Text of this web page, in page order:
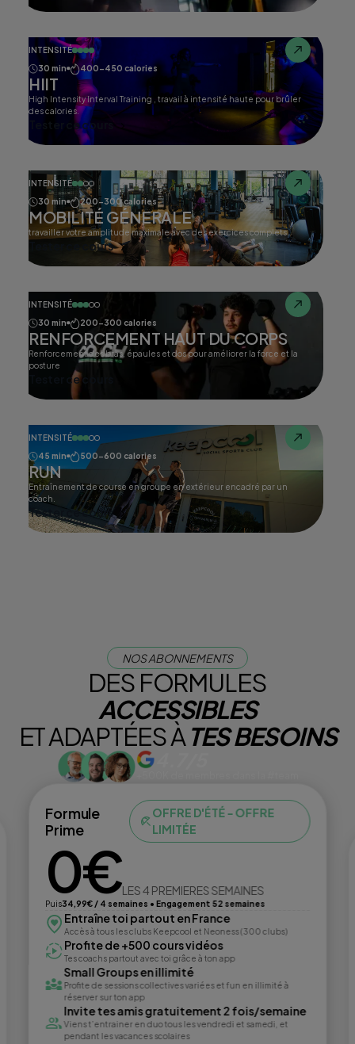
INTENSITÉ
30 min
400-450 calories
HIIT
High Intensity Interval Training , travail à intensité haute pour brûler
des calories.
Tester ce cours
INTENSITÉ
30 min
200-300 calories
MOBILITÉ GÉNERALE
travailler votre amplitude maximale avec des exercices complets.
Tester ce cours
INTENSITÉ
30 min
200-300 calories
RENFORCEMENT HAUT DU CORPS
Renforcement des bras, épaules et dos pour améliorer la force et la
posture
Tester ce cours
INTENSITÉ
45 min
500-600 calories
RUN
Entraînement de course en groupe en extérieur encadré par un
coach.
Tester ce cours
NOS ABONNEMENTS
DES FORMULES
ACCESSIBLES
ET ADAPTÉES ÀTES BESOINS
Formule
Prime
OFFRE D'ÉTÉ - OFFRE
LIMITÉE
0€LES 4 PREMIERES SEMAINES
Puis34,99€ / 4 semaines • Engagement 52 semaines
Entraîne toi partout en France
Accès à tous les clubs Keepcool et Neoness (300 clubs)
Profite de +500 cours vidéos
Tes coachs partout avec toi grâce à ton app
Small Groups en illimité
Profite de sessions collectives variées et fun en illimité à
réserver sur ton app
Invite tes amis gratuitement 2 fois/semaine
Viens t’entrainer en duo tous les vendredi et samedi, et
pendant les vacances scolaires